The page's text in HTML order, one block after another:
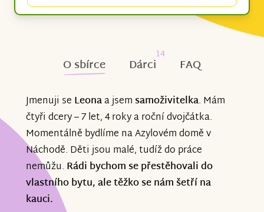
O sbírce Dárci
14
FAQ
Jmenuji se Leonaa jsemsamoživitelka. Mám
čtyři dcery – 7 let, 4 roky a roční dvojčátka.
Momentálně bydlíme na Azylovém domě v
Náchodě. Děti jsou malé, tudíž do práce
nemůžu. Rádi bychom se přestěhovali do
vlastního bytu, ale těžko se nám šetří na
kauci.